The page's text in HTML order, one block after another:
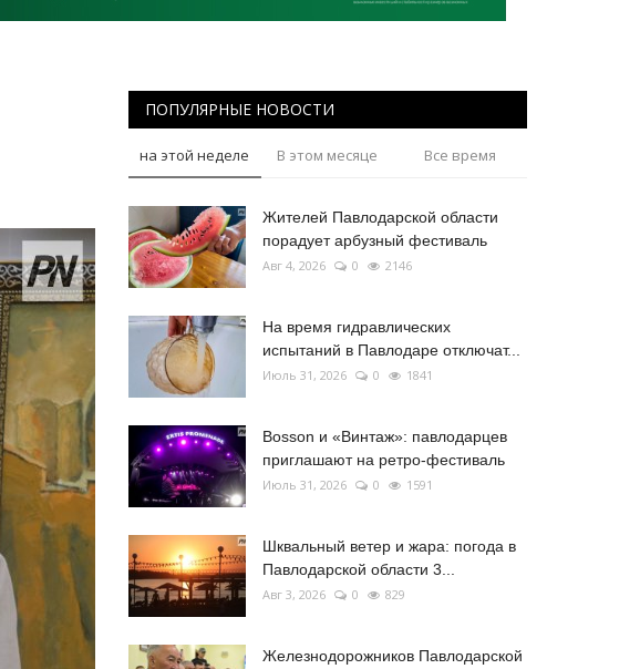
ПОПУЛЯРНЫЕ НОВОСТИ
на этой неделе В этом месяце Все время
Жителей Павлодарской области
порадует арбузный фестиваль
Авг 4, 2026 0 2146
На время гидравлических
испытаний в Павлодаре отключат...
Июль 31, 2026 0 1841
Bosson и «Винтаж»: павлодарцев
приглашают на ретро-фестиваль
Июль 31, 2026 0 1591
Шквальный ветер и жара: погода в
Павлодарской области 3...
Авг 3, 2026 0 829
Железнодорожников Павлодарской